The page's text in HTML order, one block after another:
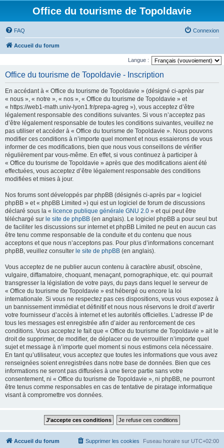
Office du tourisme de Topoldavie
FAQ Connexion
Accueil du forum
Langue :
Office du tourisme de Topoldavie - Inscription
En accédant à « Office du tourisme de Topoldavie » (désigné ci-après par
« nous », « notre », « nos », « Office du tourisme de Topoldavie » et
« https://web1-math.univ-lyon1.fr/prepa-agreg »), vous acceptez d’être
légalement responsable des conditions suivantes. Si vous n’acceptez pas
d’être légalement responsable de toutes les conditions suivantes, veuillez ne
pas utiliser et accéder à « Office du tourisme de Topoldavie ». Nous pouvons
modifier ces conditions à n’importe quel moment et nous essaierons de vous
informer de ces modifications, bien que nous vous conseillons de vérifier
régulièrement par vous-même. En effet, si vous continuez à participer à
« Office du tourisme de Topoldavie » après que des modifications aient été
effectuées, vous acceptez d’être légalement responsable des conditions
modifiées et mises à jour.
Nos forums sont développés par phpBB (désignés ci-après par « logiciel
phpBB » et « phpBB Limited ») qui est un logiciel de forum de discussions
déclaré sous la « licence publique générale GNU 2.0 » et qui peut être
téléchargé sur le site de phpBB (en anglais). Le logiciel phpBB a pour seul but
de faciliter les discussions sur internet et phpBB Limited ne peut en aucun cas
être tenu comme responsable de la conduite et du contenu que nous
acceptons et que nous n’acceptons pas. Pour plus d’informations concernant
phpBB, veuillez consulter le site de phpBB (en anglais).
Vous acceptez de ne publier aucun contenu à caractère abusif, obscène,
vulgaire, diffamatoire, choquant, menaçant, pornographique, etc. qui pourrait
transgresser la législation de votre pays, du pays dans lequel le serveur de
« Office du tourisme de Topoldavie » est hébergé ou encore la loi
internationale. Si vous ne respectez pas ces dispositions, vous vous exposez à
un bannissement immédiat et définitif et nous nous réservons le droit d’avertir
votre fournisseur d’accès à internet et les autorités officielles. L’adresse IP de
tous les messages est enregistrée afin d’aider au renforcement de ces
conditions. Vous acceptez le fait que « Office du tourisme de Topoldavie » ait le
droit de supprimer, de modifier, de déplacer ou de verrouiller n’importe quel
sujet et message à n’importe quel moment si nous estimons cela nécessaire.
En tant qu’utilisateur, vous acceptez que toutes les informations que vous avez
renseignées soient enregistrées dans notre base de données. Bien que ces
informations ne seront pas diffusées à une tierce partie sans votre
consentement, ni « Office du tourisme de Topoldavie », ni phpBB, ne pourront
être tenus comme responsables en cas de tentative de piratage informatique
visant à compromettre vos données.
Accueil du forum Fuseau horaire sur UTC+02:00
Supprimer les cookies